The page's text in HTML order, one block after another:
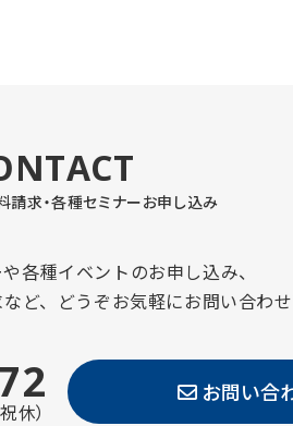
請求・各種セミナーお申し込み
各種イベントのお申し込み、
ど、どうぞお気軽にお問い合わせ
休）
お問い合